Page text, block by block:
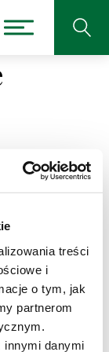
treści
i
o tym, jak
partnerom
innymi danymi